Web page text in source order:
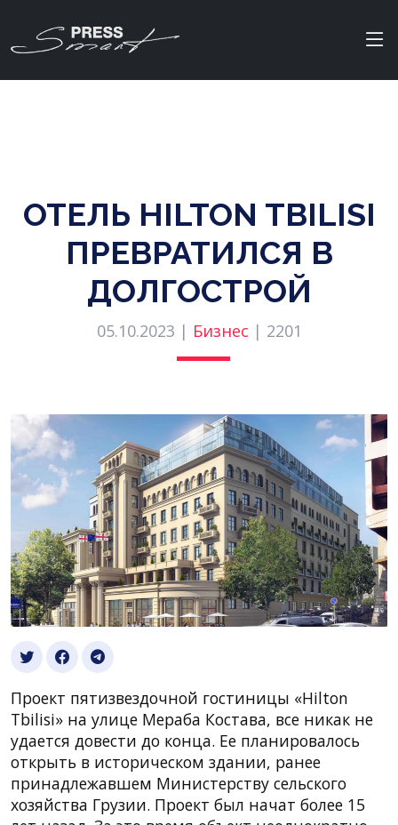
ОТЕЛЬ HILTON TBILISI
ПРЕВРАТИЛСЯ В
ДОЛГОСТРОЙ
05.10.2023 | Бизнес | 2201
Проект пятизвездочной гостиницы «Hilton
Tbilisi» на улице Мераба Костава, все никак не
удается довести до конца. Ее планировалось
открыть в историческом здании, ранее
принадлежавшем Министерству сельского
хозяйства Грузии. Проект был начат более 15